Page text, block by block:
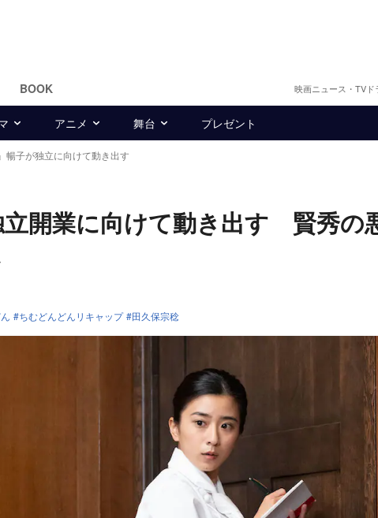
BOOK 映画ニュース・TV
アニメ 舞台 プレゼント
暢子が独立に向けて動き出す
立開業に向けて動き出す 賢秀の
ちむどんどんリキャップ 田久保宗稔